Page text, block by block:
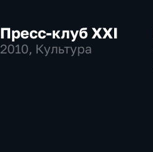
Пресс-клуб ХХI
2010, Культура